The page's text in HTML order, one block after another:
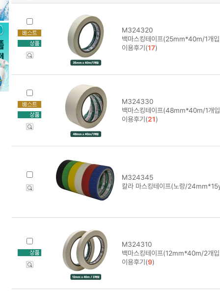
M324320
백마스킹테이프(25mm*40m/1개
이용후기(17)
M324330
백마스킹테이프(48mm*40m/1개
이용후기(21)
M324345
칼라 마스킹테이프(노랑/
M324310
백마스킹테이프(12mm*40m/2개
이용후기(9)